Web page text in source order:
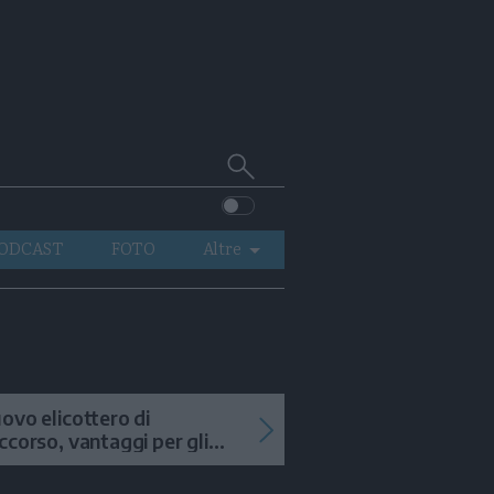
Cerca
su
Trentino
FOTO
Altre
VIDEO
elicottero di
vantaggi per gli
in alta quota